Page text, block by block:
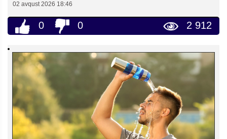
02 avqust 2026 18:46
0 0 2 912